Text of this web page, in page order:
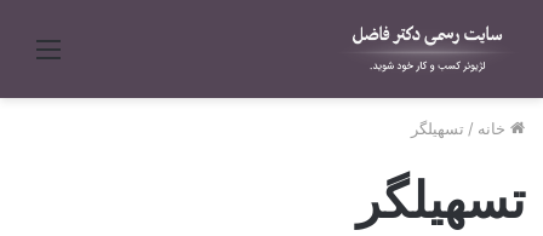
منو
خانه / تسهیلگر
تسهیلگر